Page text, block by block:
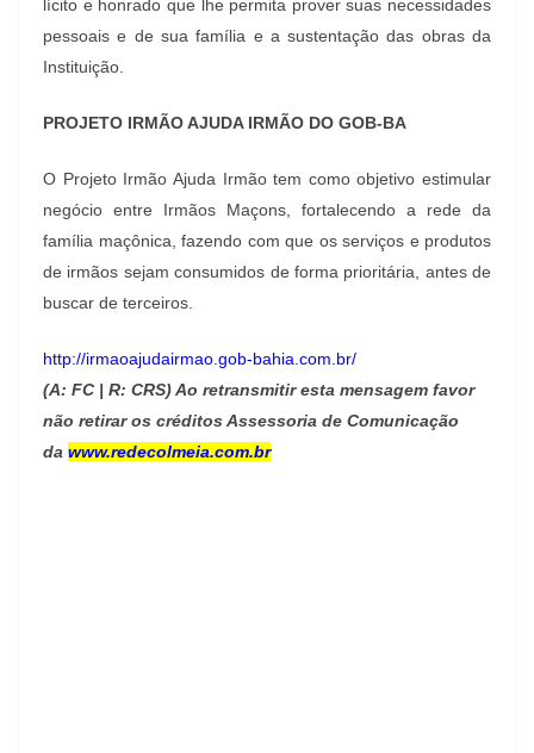
lícito e honrado que lhe permita prover suas necessidades
pessoais e de sua família e a sustentação das obras da
Instituição.
PROJETO IRMÃO AJUDA IRMÃO DO GOB-BA
O Projeto Irmão Ajuda Irmão tem como objetivo estimular
negócio entre Irmãos Maçons, fortalecendo a rede da
família maçônica, fazendo com que os serviços e produtos
de irmãos sejam consumidos de forma prioritária, antes de
buscar de terceiros.
http://irmaoajudairmao.gob-bahia.com.br/
(A: FC | R: CRS) Ao retransmitir esta mensagem favor
não retirar os créditos Assessoria de Comunicação
da www.redecolmeia.com.br